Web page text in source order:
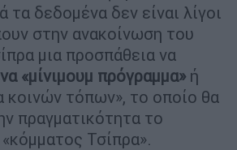
δεδομένα δεν είναι λίγοι
στην ανακοίνωση του
μια προσπάθεια να
«μίνιμουμ πρόγραμμα» ή
κοινών τόπων», το οποίο θα
πραγματικότητα το
Τσίπρα».